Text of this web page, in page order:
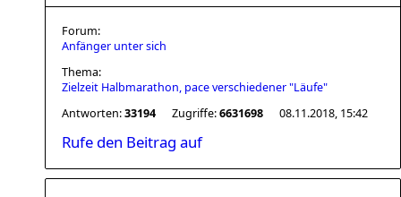
Forum:
Anfänger unter sich
Thema:
Zielzeit Halbmarathon, pace verschiedener "Läufe"
Antworten:33194 Zugriffe:6631698 08.11.2018, 15:42
Rufe den Beitrag auf